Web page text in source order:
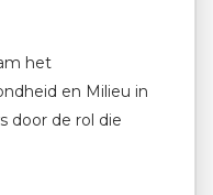
het
en Milieu in
door de rol die